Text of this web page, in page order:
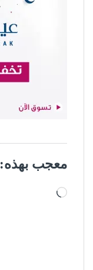
معجب بهذه:
جاري التحميل…